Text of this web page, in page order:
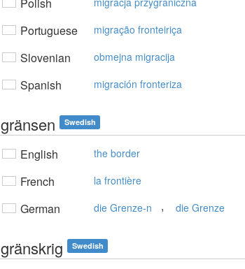
Portuguese migração fronteiriça
Slovenian obmejna migracija
Spanish migración fronteriza
gränsen Swedish
English the border
French la frontière
German die Grenze-n , die Grenze
gränskrig Swedish